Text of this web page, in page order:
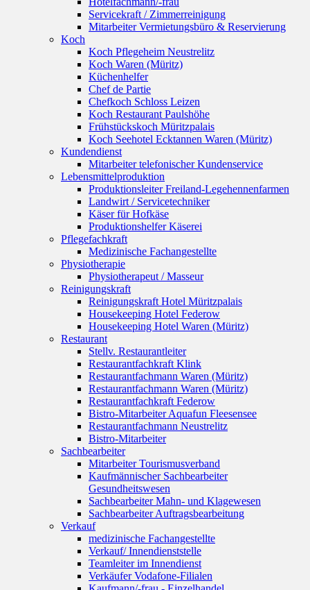
Servicekraft / Zimmerreinigung
Mitarbeiter Vermietungsbüro & Reservierung
Koch
Koch Pflegeheim Neustrelitz
Koch Waren (Müritz)
Küchenhelfer
Chef de Partie
Chefkoch Schloss Leizen
Koch Restaurant Paulshöhe
Frühstückskoch Müritzpalais
Koch Seehotel Ecktannen Waren (Müritz)
Kundendienst
Mitarbeiter telefonischer Kundenservice
Lebensmittelproduktion
Produktionsleiter Freiland-Legehennenfarmen
Landwirt / Servicetechniker
Käser für Hofkäse
Produktionshelfer Käserei
Pflegefachkraft
Medizinische Fachangestellte
Physiotherapie
Physiotherapeut / Masseur
Reinigungskraft
Reinigungskraft Hotel Müritzpalais
Housekeeping Hotel Federow
Housekeeping Hotel Waren (Müritz)
Restaurant
Stellv. Restaurantleiter
Restaurantfachkraft Klink
Restaurantfachmann Waren (Müritz)
Restaurantfachmann Waren (Müritz)
Restaurantfachkraft Federow
Bistro-Mitarbeiter Aquafun Fleesensee
Restaurantfachmann Neustrelitz
Bistro-Mitarbeiter
Sachbearbeiter
Mitarbeiter Tourismusverband
Kaufmännischer Sachbearbeiter
Gesundheitswesen
Sachbearbeiter Mahn- und Klagewesen
Sachbearbeiter Auftragsbearbeitung
Verkauf
medizinische Fachangestellte
Verkauf/ Innendienststelle
Teamleiter im Innendienst
Verkäufer Vodafone-Filialen